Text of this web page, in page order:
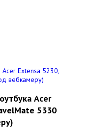
Acer
5330